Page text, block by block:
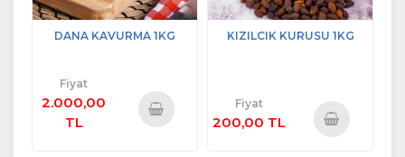
DANA KAVURMA 1KG
Fiyat
2.000,00
TL
KIZILCIK KURUSU 1KG
Fiyat
200,00 TL